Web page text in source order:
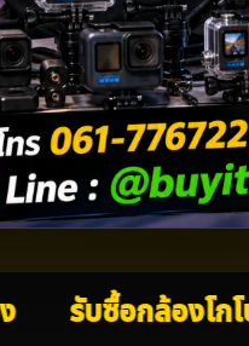
รับซื้อกล้องโกโปรเก่า